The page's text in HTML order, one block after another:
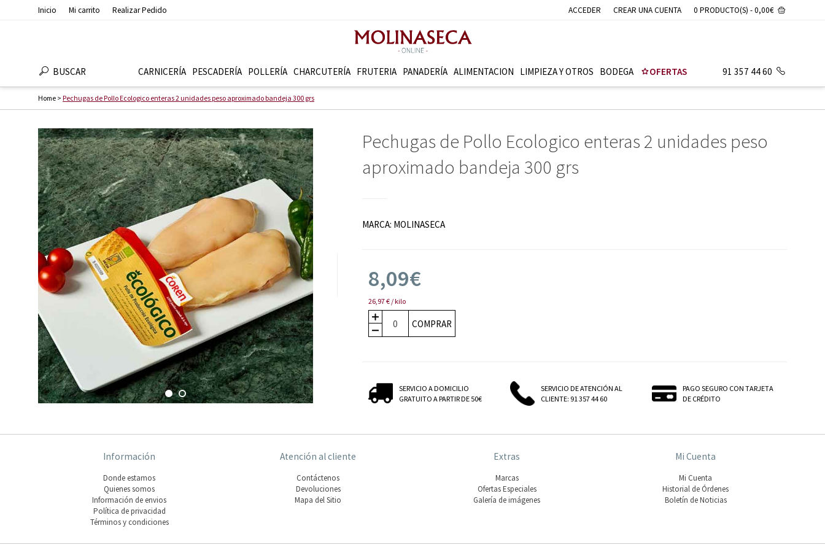
Inicio Mi carrito Realizar Pedido ACCEDER CREAR UNA CUENTA 0 PRODUCTO(S) - 0,00€
BUSCAR CARNICERÍA PESCADERÍ­A POLLERÍA CHARCUTERÍ­A FRUTERI­A PANADERÍ­A ALIMENTACION LIMPIEZA Y OTROS BODEGA OFERTAS 91 357 44 60
Home > Pechugas de Pollo Ecologico enteras 2 unidades peso aproximado bandeja 300 grs
Pechugas de Pollo Ecologico enteras 2 unidades peso
aproximado bandeja 300 grs
MARCA: MOLINASECA
8,09€
26,97 € / kilo
COMPRAR
SERVICIO A DOMICILIO
GRATUITO A PARTIR DE 50€
SERVICIO DE ATENCIÓN AL
CLIENTE: 91 357 44 60
PAGO SEGURO CON TARJETA
DE CRÉDITO
Información
Donde estamos
Quienes somos
Información de envios
Polí­tica de privacidad
Términos y condiciones
Atención al cliente
Contáctenos
Devoluciones
Mapa del Sitio
Extras
Marcas
Ofertas Especiales
Galería de imágenes
Mi Cuenta
Mi Cuenta
Historial de Órdenes
Boletín de Noticias